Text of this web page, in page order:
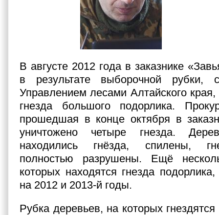
В августе 2012 года в заказнике
в результате выборочной рубки,
Управлением лесами Алтайского
гнезда большого подорлика.
прошедшая в конце октября в
уничтожено четыре гнезда.
находились гнёзда, спилены,
полностью разрушены. Ещё
которых находятся гнезда
на 2012 и 2013-й годы.
Рубка деревьев, на которых